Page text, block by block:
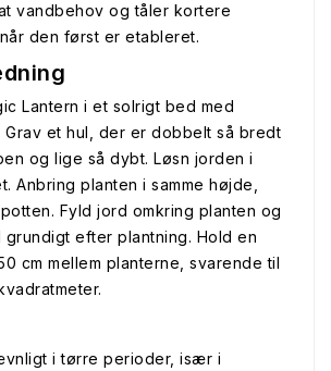
vandbehov og tåler kortere
den først er etableret.
Lantern i et solrigt bed med
et hul, der er dobbelt så bredt
og lige så dybt. Løsn jorden i
Anbring planten i samme højde,
Fyld jord omkring planten og
grundigt efter plantning. Hold en
cm mellem planterne, svarende til
i tørre perioder, især i